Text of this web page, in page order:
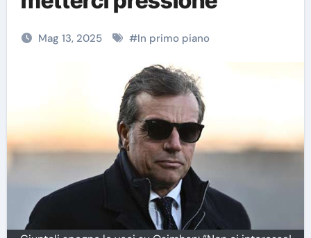
Mag 13, 2025 #In primo piano